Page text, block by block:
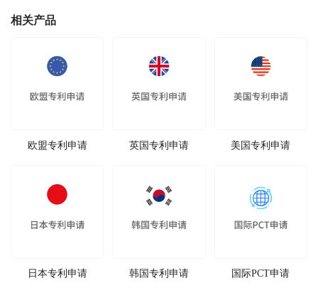
相关产品
欧盟专利申请 英国专利申请 美国专利申请
日本专利申请 韩国专利申请 国际PCT申请